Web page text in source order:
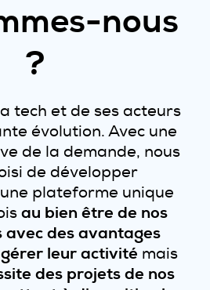
nous
?
tech et de ses acteurs
évolution. Avec une
de la demande, nous
de développer
plateforme unique
au bien être de nos
avec des avantages
leur activité mais
des projets de nos